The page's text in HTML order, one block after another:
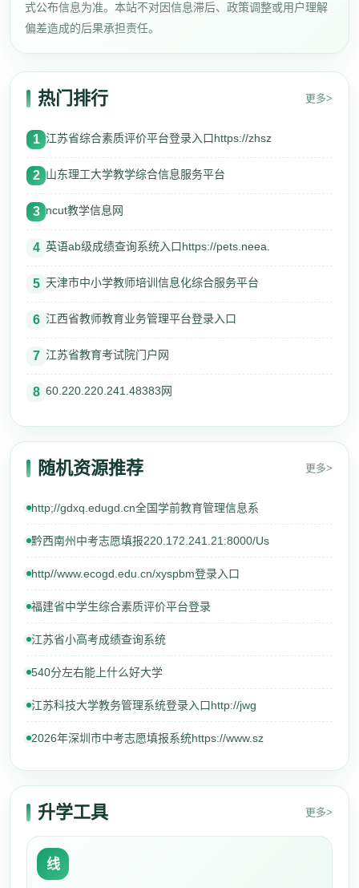
式公布信息为准。本站不对因信息滞后、政策调整或用户理解
偏差造成的后果承担责任。
热门排行 更多>
1 江苏省综合素质评价平台登录入口https://zhsz
2 山东理工大学教学综合信息服务平台
3 ncut教学信息网
4 英语ab级成绩查询系统入口https://pets.neea.
5 天津市中小学教师培训信息化综合服务平台
6 江西省教师教育业务管理平台登录入口
7 江苏省教育考试院门户网
8 60.220.220.241.48383网
随机资源推荐 更多>
http;//gdxq.edugd.cn全国学前教育管理信息系
黔西南州中考志愿填报220.172.241.21:8000/Us
http//www.ecogd.edu.cn/xyspbm登录入口
福建省中学生综合素质评价平台登录
江苏省小高考成绩查询系统
540分左右能上什么好大学
江苏科技大学教务管理系统登录入口http://jwg
2026年深圳市中考志愿填报系统https://www.sz
升学工具 更多>
线